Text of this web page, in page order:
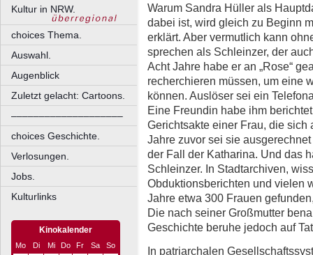
Kultur in NRW.
choices Thema.
Auswahl.
Augenblick
Zuletzt gelacht: Cartoons.
––––––––––––––––––––
choices Geschichte.
Verlosungen.
Jobs.
Kulturlinks
Kinokalender
Mo Di Mi Do Fr Sa
So
Warum Sandra Hüller als
dabei ist, wird gleich zu Beginn
erklärt. Aber vermutlich kann
sprechen als Schleinzer, der
Acht Jahre habe er an „Rose“
recherchieren müssen, um eine
können. Auslöser sei ein
Eine Freundin habe ihm
Gerichtsakte einer Frau, die
Jahre zuvor sei sie
der Fall der Katharina. Und das
Schleinzer. In Stadtarchiven,
Obduktionsberichten und vielen
Jahre etwa 300 Frauen
Die nach seiner Großmutter
Geschichte beruhe jedoch auf
In patriarchalen